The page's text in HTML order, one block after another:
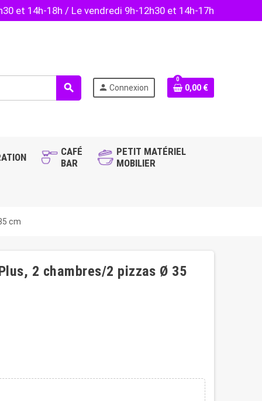
et 14h-18h / Le vendredi 9h-12h30 et 14h-17h
search person Connexion
0
0,00 €
CAFÉ
BAR
PETIT MATÉRIEL
MOBILIER
cm
2 chambres/2 pizzas Ø 35